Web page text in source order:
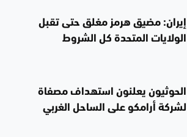
إيران: مضيق هرمز مغلق حتى تقبل
الولايات المتحدة كل الشروط
الحوثيون يعلنون استهداف مصفاة
لشركة أرامكو على الساحل الغربي